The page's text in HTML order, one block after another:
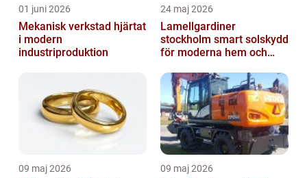
01 juni 2026
Mekanisk verkstad hjärtat
i modern
industriproduktion
24 maj 2026
Lamellgardiner
stockholm smart solskydd
för moderna hem och
09 maj 2026 09 maj 2026